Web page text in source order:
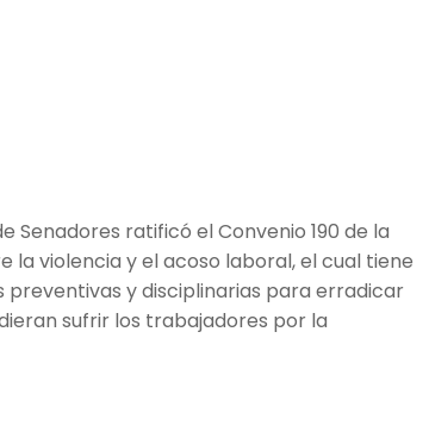
Senadores ratificó el Convenio 190 de la
la violencia y el acoso laboral, el cual tiene
y disciplinarias para erradicar
sufrir los trabajadores por la